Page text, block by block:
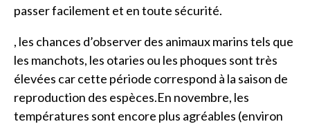
passer facilement et en toute sécurité.
, les chances d’observer des animaux marins tels que
les manchots, les otaries ou les phoques sont très
élevées car cette période correspond à la saison de
reproduction des espèces.En novembre, les
températures sont encore plus agréables (environ